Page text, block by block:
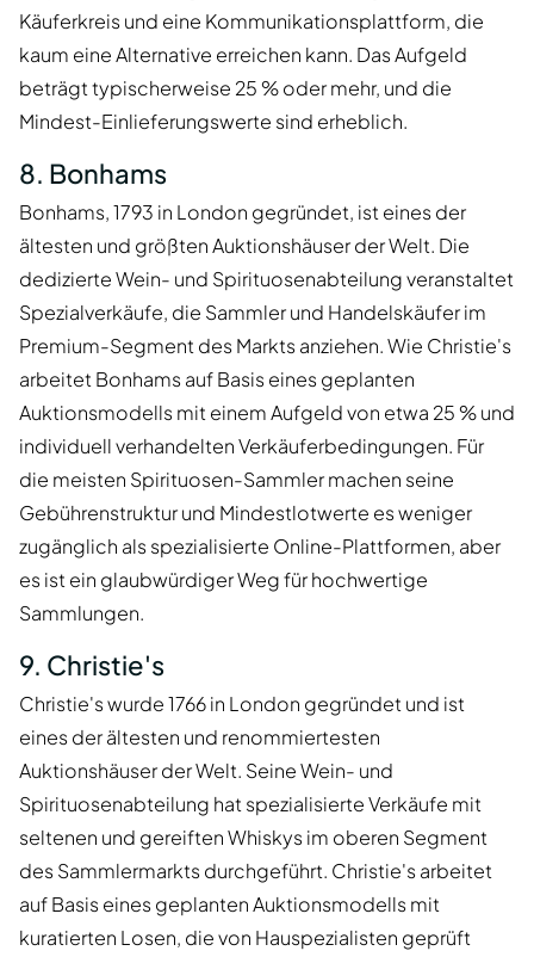
Käuferkreis und eine Kommunikationsplattform, die
kaum eine Alternative erreichen kann. Das Aufgeld
beträgt typischerweise 25 % oder mehr, und die
Mindest-Einlieferungswerte sind erheblich.
8. Bonhams
Bonhams, 1793 in London gegründet, ist eines der
ältesten und größten Auktionshäuser der Welt. Die
dedizierte Wein- und Spirituosenabteilung veranstaltet
Spezialverkäufe, die Sammler und Handelskäufer im
Premium-Segment des Markts anziehen. Wie Christie's
arbeitet Bonhams auf Basis eines geplanten
Auktionsmodells mit einem Aufgeld von etwa 25 % und
individuell verhandelten Verkäuferbedingungen. Für
die meisten Spirituosen-Sammler machen seine
Gebührenstruktur und Mindestlotwerte es weniger
zugänglich als spezialisierte Online-Plattformen, aber
es ist ein glaubwürdiger Weg für hochwertige
Sammlungen.
9. Christie's
Christie's wurde 1766 in London gegründet und ist
eines der ältesten und renommiertesten
Auktionshäuser der Welt. Seine Wein- und
Spirituosenabteilung hat spezialisierte Verkäufe mit
seltenen und gereiften Whiskys im oberen Segment
des Sammlermarkts durchgeführt. Christie's arbeitet
auf Basis eines geplanten Auktionsmodells mit
kuratierten Losen, die von Hauspezialisten geprüft